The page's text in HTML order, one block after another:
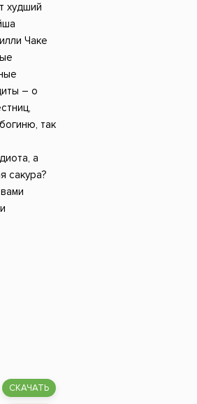
худший
Чаке
– о
так
а
сакура?
СКАЧАТЬ